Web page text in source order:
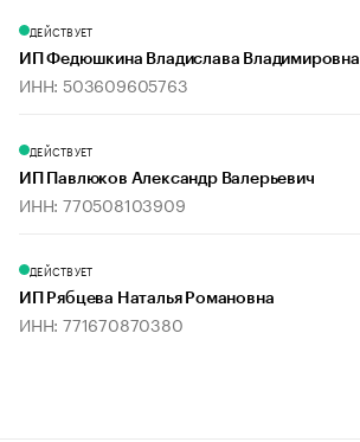
ДЕЙСТВУЕТ
ИП Федюшкина Владислава Владимировна
ИНН: 503609605763
ДЕЙСТВУЕТ
ИП Павлюков Александр Валерьевич
ИНН: 770508103909
ДЕЙСТВУЕТ
ИП Рябцева Наталья Романовна
ИНН: 771670870380